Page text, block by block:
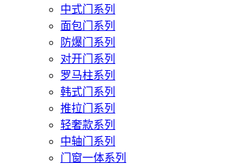
中式门系列
面包门系列
防爆门系列
对开门系列
罗马柱系列
韩式门系列
推拉门系列
轻奢款系列
中轴门系列
门窗一体系列